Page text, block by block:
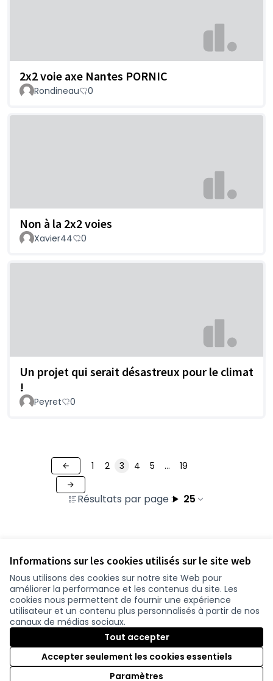
Informations sur les cookies utilisés sur le site web
Nous utilisons des cookies sur notre site Web pour
améliorer la performance et les contenus du site. Les
cookies nous permettent de fournir une expérience
utilisateur et un contenu plus personnalisés à partir de nos
canaux de médias sociaux.
Tout accepter
Accepter seulement les cookies essentiels
Paramètres
2x2 voie axe Nantes PORNIC
Rondineau 0
Non à la 2x2 voies
Xavier44 0
Un projet qui serait désastreux pour le climat
!
Peyret 0
Résultats par page : 25
1 2 3 4 5 … 19
Conditions d'utilisation
Paramètres des cookies
participer.loire-atlantique.fr sur Facebook
(Lien externe)
participer.loire-atlantique.fr sur Instagram
participer.loire-atlantique.fr sur YouTube
(Lien externe)
Licence
(Lien